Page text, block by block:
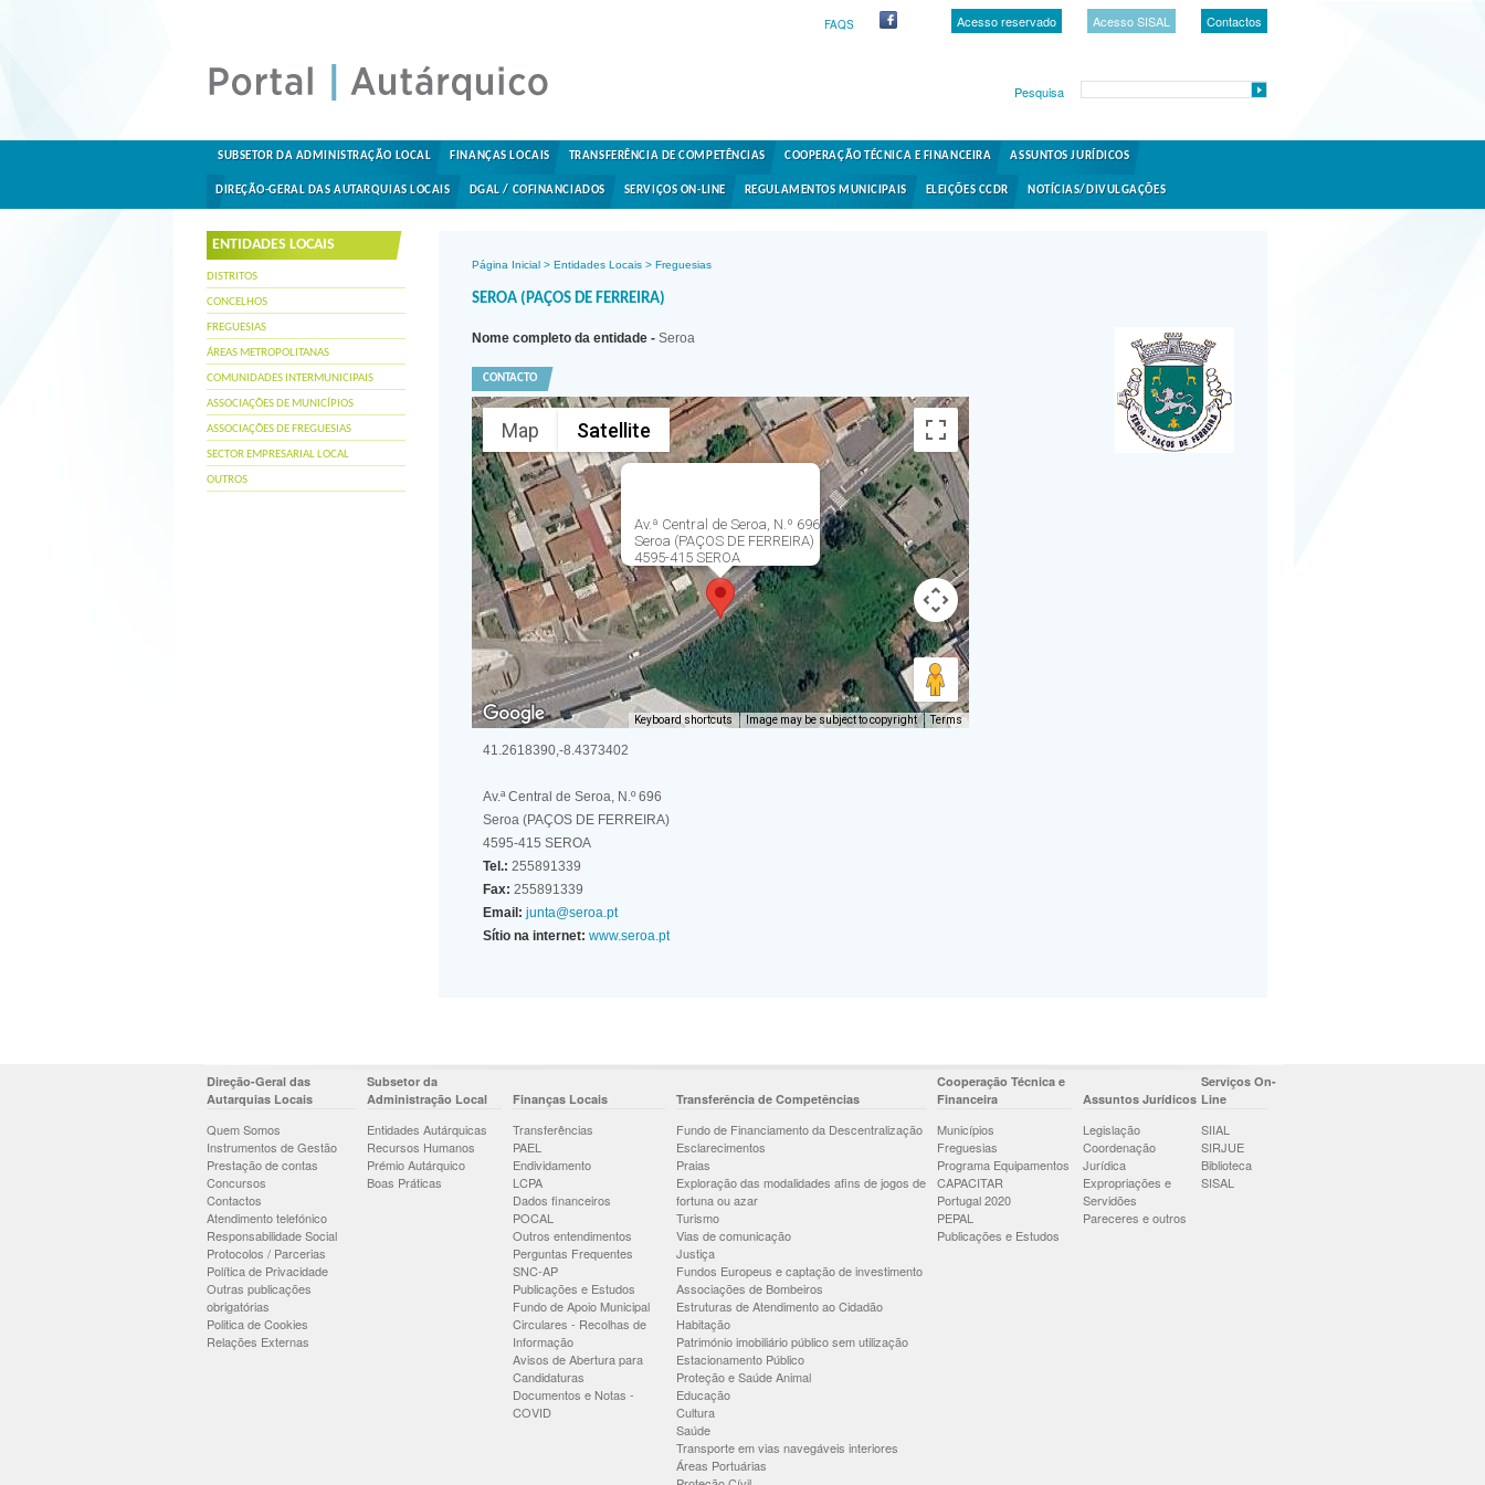
Acesso reservado Acesso SISAL Contactos
FAQS
Pesquisa
SUBSETOR DA ADMINISTRAÇÃO LOCAL FINANÇAS LOCAIS TRANSFERÊNCIA DE COMPETÊNCIAS COOPERAÇÃO TÉCNICA E FINANCEIRA ASSUNTOS JURÍDICOS
DIREÇÃO-GERAL DAS AUTARQUIAS LOCAIS DGAL / COFINANCIADOS SERVIÇOS ON-LINE REGULAMENTOS MUNICIPAIS ELEIÇÕES CCDR NOTÍCIAS/DIVULGAÇÕES
ENTIDADES LOCAIS
DISTRITOS
CONCELHOS
FREGUESIAS
ÁREAS METROPOLITANAS
COMUNIDADES INTERMUNICIPAIS
ASSOCIAÇÕES DE MUNICÍPIOS
ASSOCIAÇÕES DE FREGUESIAS
SECTOR EMPRESARIAL LOCAL
OUTROS
Página Inicial > Entidades Locais > Freguesias
SEROA (PAÇOS DE FERREIRA)
Nome completo da entidade - Seroa
CONTACTO
Av.ª Central de Seroa, N.º 696
Seroa (PAÇOS DE FERREIRA)
4595-415 SEROA
Map Satellite
Keyboard shortcuts Image may be subject to copyright Terms
41.2618390,-8.4373402
Av.ª Central de Seroa, N.º 696
Seroa (PAÇOS DE FERREIRA)
4595-415 SEROA
Tel.: 255891339
Fax: 255891339
Email: junta@seroa.pt
Sítio na internet: www.seroa.pt
Direção-Geral das
Autarquias Locais
Quem Somos
Instrumentos de Gestão
Prestação de contas
Concursos
Contactos
Atendimento telefónico
Responsabilidade Social
Protocolos / Parcerias
Política de Privacidade
Outras publicações
obrigatórias
Politica de Cookies
Relações Externas
Subsetor da
Administração Local
Entidades Autárquicas
Recursos Humanos
Prémio Autárquico
Boas Práticas
Finanças Locais
Transferências
PAEL
Endividamento
LCPA
Dados financeiros
POCAL
Outros entendimentos
Perguntas Frequentes
SNC-AP
Publicações e Estudos
Fundo de Apoio Municipal
Circulares - Recolhas de
Informação
Avisos de Abertura para
Candidaturas
Documentos e Notas -
COVID
Transferência de Competências
Fundo de Financiamento da Descentralização
Esclarecimentos
Praias
Exploração das modalidades afins de jogos de
fortuna ou azar
Turismo
Vias de comunicação
Justiça
Fundos Europeus e captação de investimento
Associações de Bombeiros
Estruturas de Atendimento ao Cidadão
Habitação
Património imobiliário público sem utilização
Estacionamento Público
Proteção e Saúde Animal
Educação
Cultura
Saúde
Transporte em vias navegáveis interiores
Áreas Portuárias
Cooperação Técnica e
Financeira
Municípios
Freguesias
Programa Equipamentos
CAPACITAR
Portugal 2020
PEPAL
Publicações e Estudos
Assuntos Jurídicos
Legislação
Coordenação
Jurídica
Expropriações e
Servidões
Pareceres e outros
Serviços On-
Line
SIIAL
SIRJUE
Biblioteca
SISAL